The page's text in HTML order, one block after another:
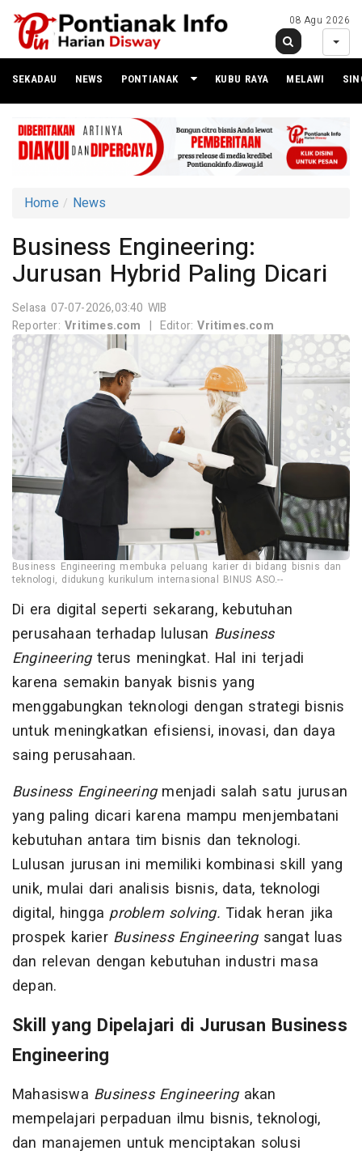
08 Agu 2026
SEKADAU NEWS PONTIANAK KUBU RAYA MELAWI
Home News
Business Engineering:
Jurusan Hybrid Paling Dicari
Selasa 07-07-2026,03:40 WIB
Reporter:Vritimes.com | Editor:Vritimes.com
Business Engineering membuka peluang karier di bidang bisnis dan
teknologi, didukung kurikulum internasional BINUS ASO.--
Di era digital seperti sekarang, kebutuhan
perusahaan terhadap lulusan Business
Engineering terus meningkat. Hal ini terjadi
karena semakin banyak bisnis yang
menggabungkan teknologi dengan strategi bisnis
untuk meningkatkan efisiensi, inovasi, dan daya
saing perusahaan.
Business Engineeringmenjadi salah satu jurusan
yang paling dicari karena mampu menjembatani
kebutuhan antara tim bisnis dan teknologi.
Lulusan jurusan ini memiliki kombinasi skill yang
unik, mulai dari analisis bisnis, data, teknologi
digital, hinggaproblem solving. Tidak heran jika
prospek karier Business Engineeringsangat luas
dan relevan dengan kebutuhan industri masa
depan.
Skill yang Dipelajari di Jurusan Business
Engineering
Mahasiswa Business Engineering akan
mempelajari perpaduan ilmu bisnis, teknologi,
dan manajemen untuk menciptakan solusi